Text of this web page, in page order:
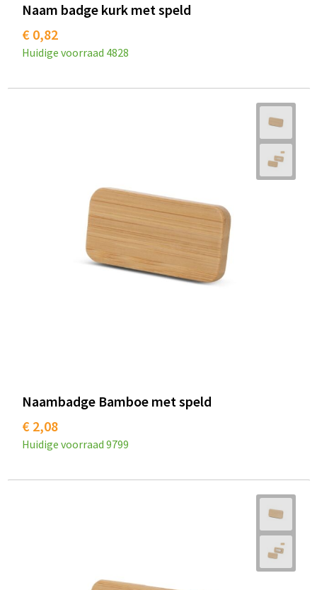
Naam badge kurk met speld
€ 0,82
Huidige voorraad 4828
Naambadge Bamboe met speld
€ 2,08
Huidige voorraad 9799